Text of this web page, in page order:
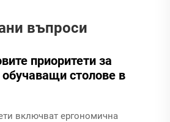
въпроси
приоритети за
обучаващи столове в
включват ергономична